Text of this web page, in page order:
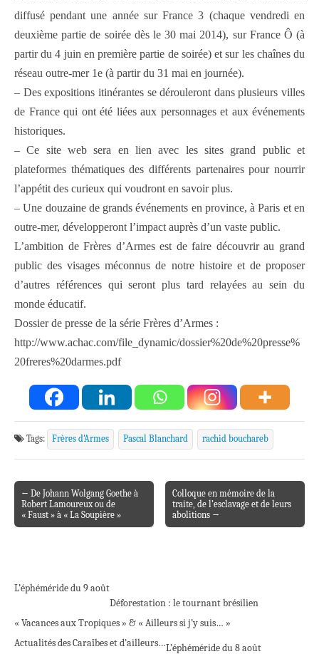
diffusé pendant une année sur France 3 (chaque vendredi en
deuxième partie de soirée dès le 30 mai 2014), sur France Ô (à
partir du 4 juin en première partie de soirée) et sur les chaînes du
réseau outre-mer 1e (à partir du 31 mai en journée).
– Des expositions itinérantes se dérouleront dans plusieurs villes
de France qui ont été liées aux personnages et aux événements
historiques.
– Ce site web sera en lien avec les sites grand public et
plateformes thématiques des différents partenaires pour nourrir
l’appétit des curieux qui voudront en savoir plus.
– Une douzaine de grands événements en province, à Paris et en
outre-mer, développeront l’impact auprès d’un vaste public.
L’ambition de Frères d’Armes est de faire découvrir au grand
public des visages méconnus de notre histoire et de proposer
d’autres références qui seront plus tard relayées au sein du
monde éducatif.
Dossier de presse de la série Frères d’Armes :
http://www.achac.com/file_dynamic/dossier%20de%20presse%
20freres%20darmes.pdf
Tags: Frères d'Armes Pascal Blanchard rachid bouchareb
Post navigation
← De Johann Wolgang Goethe à
Robert Lamoureux ou de
« Faust » à « La Soupière »
Colloque en mémoire de la
traite, de l’esclavage et de leurs
abolitions →
L’éphéméride du 9 août
Déforestation : le tournant brésilien
« Vacances aux Tropiques » & « Ailleurs si j’y suis… »
Actualités des Caraïbes et d’ailleurs…L’éphéméride du 8 août